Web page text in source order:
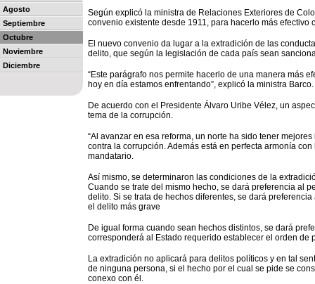
Agosto
Septiembre
Octubre
Noviembre
Diciembre
Según explicó la ministra de Relaciones Exteriores de
convenio existente desde 1911, para hacerlo más efectivo
El nuevo convenio da lugar a la extradición de las
delito, que según la legislación de cada país sean
“Este parágrafo nos permite hacerlo de una manera más
hoy en día estamos enfrentando”, explicó la ministra Barco.
De acuerdo con el Presidente Álvaro Uribe Vélez, un
tema de la corrupción.
“Al avanzar en esa reforma, un norte ha sido tener
contra la corrupción. Además está en perfecta armonía
mandatario.
Así mismo, se determinaron las condiciones de la
Cuando se trate del mismo hecho, se dará preferencia al
delito. Si se trata de hechos diferentes, se dará
el delito más grave
De igual forma cuando sean hechos distintos, se dará
corresponderá al Estado requerido establecer el orden
La extradición no aplicará para delitos políticos y en tal
de ninguna persona, si el hecho por el cual se pide se
conexo con él.